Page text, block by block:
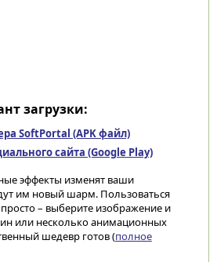
загрузки:
SoftPortal (APK файл)
сайта (Google Play)
эффекты изменят ваши
им новый шарм. Пользоваться
– выберите изображение и
или несколько анимационных
шедевр готов (полное